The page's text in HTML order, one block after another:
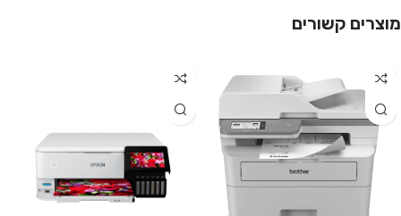
מוצרים קשורים